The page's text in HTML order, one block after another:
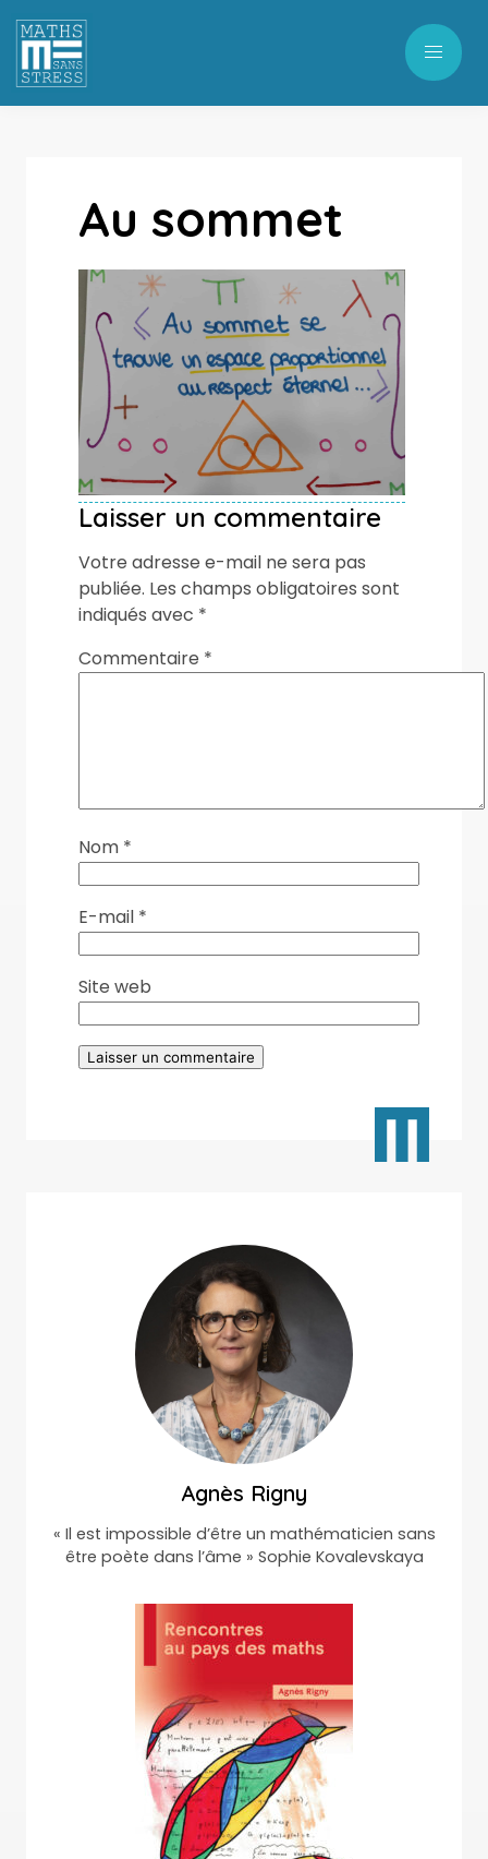
Au sommet
Laisser un commentaire
Votre adresse e-mail ne sera pas
publiée. Les champs obligatoires sont
indiqués avec *
Commentaire *
Nom *
E-mail *
Site web
Agnès Rigny
« Il est impossible d’être un mathématicien sans
être poète dans l’âme » Sophie Kovalevskaya